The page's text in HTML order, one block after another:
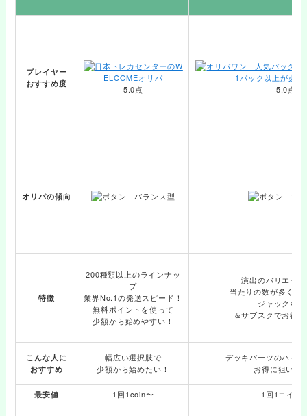
プレイヤー
おすすめ度
5.0点 5.0点
オリパの傾向
特徴
200種類以上のラインナッ
プ
業界No.1の発送スピード！
無料ポイントを使って
少額から始めやすい！
演出のバリエー
当たりの数が多くて
ジャックポ
＆サブスクでお得
こんな人に
おすすめ
幅広い選択肢で
少額から始めたい！
デッキパーツのハイ
お得に狙いた
最安値 1回1coin〜 1回1コイン